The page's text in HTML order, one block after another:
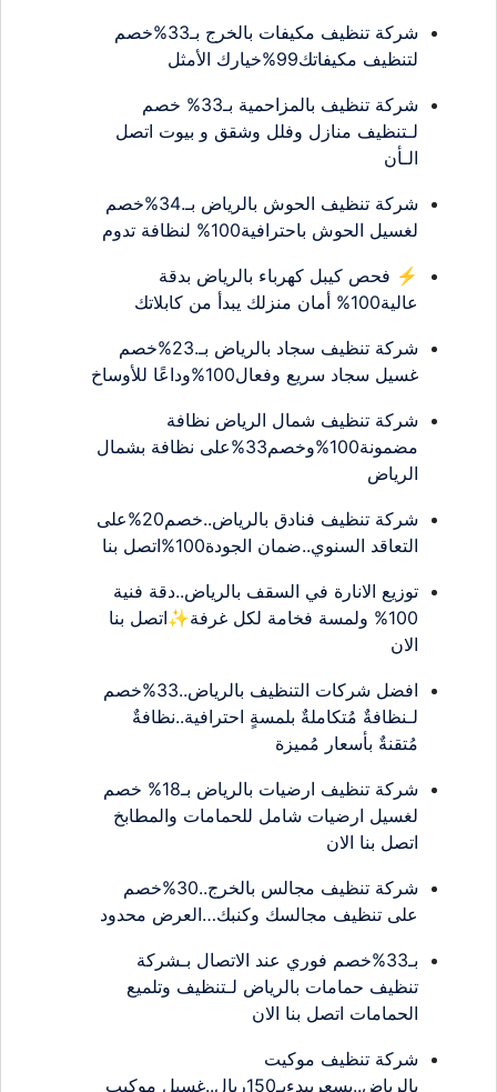
شركة تنظيف مكيفات بالخرج بـ33%خصم
لتنظيف مكيفاتك99%خيارك الأمثل
شركة تنظيف بالمزاحمية بـ33% خصم
لـتنظيف منازل وفلل وشقق و بيوت اتصل
الـأن
شركة تنظيف الحوش بالرياض بـ.34%خصم
لغسيل الحوش باحترافية100% لنظافة تدوم
⚡ فحص كيبل كهرباء بالرياض بدقة
عالية100% أمان منزلك يبدأ من كابلاتك
شركة تنظيف سجاد بالرياض بـ.23%خصم
غسيل سجاد سريع وفعال100%وداعًا للأوساخ
شركة تنظيف شمال الرياض نظافة
مضمونة100%وخصم33%على نظافة بشمال
الرياض
شركة تنظيف فنادق بالرياض..خصم20%على
التعاقد السنوي..ضمان الجودة100%اتصل بنا
توزيع الانارة في السقف بالرياض..دقة فنية
100% ولمسة فخامة لكل غرفة✨اتصل بنا
الان
افضل شركات التنظيف بالرياض..33%خصم
لـنظافةٌ مُتكاملةٌ بلمسةٍ احترافية..نظافةٌ
مُتقنةٌ بأسعار مُميزة
شركة تنظيف ارضيات بالرياض بـ18% خصم
لغسيل ارضيات شامل للحمامات والمطابخ
اتصل بنا الان
شركة تنظيف مجالس بالخرج..30%خصم
على تنظيف مجالسك وكنبك…العرض محدود
بـ33%خصم فوري عند الاتصال بـشركة
تنظيف حمامات بالرياض لـتنظيف وتلميع
الحمامات اتصل بنا الان
شركة تنظيف موكيت
بالرياض..بسعريبدءبـ150ريال..غسيل موكيب